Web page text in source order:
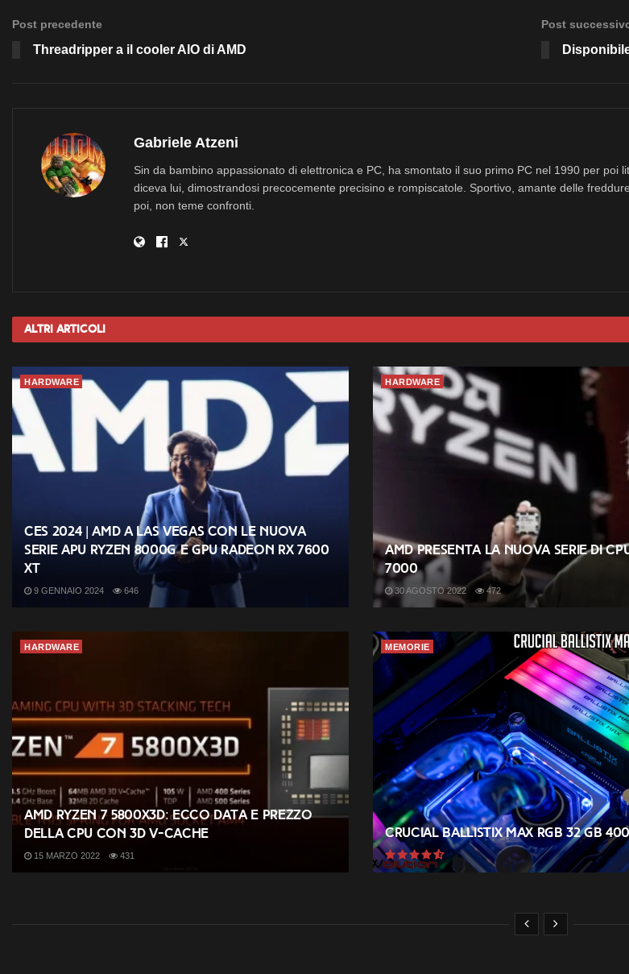
Post precedente
Threadripper a il cooler AIO di AMD
Post
Gabriele Atzeni
Sin da bambino appassionato di elettronica e PC, ha smontato il suo primo PC nel 1990 per
diceva lui, dimostrandosi precocemente precisino e rompiscatole. Sportivo, amante delle
poi, non teme confronti.
Altri Articoli
HARDWARE
CES 2024 | AMD a Las Vegas con le nuova
serie APU Ryzen 8000G e GPU Radeon RX 7600
XT
9 GENNAIO 2024 646
HARDWARE
AMD presenta la nuova serie di
7000
30 AGOSTO 2022 472
HARDWARE
AMD Ryzen 7 5800X3D: ecco data e prezzo
della CPU con 3D V-Cache
15 MARZO 2022 431
MEMORIE
Crucial Ballistix MAX RGB 32 GB